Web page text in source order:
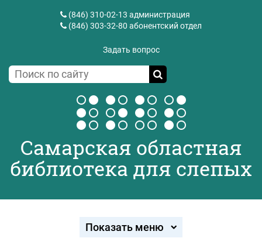
(846) 310-02-13 администрация
(846) 303-32-80 абонентский отдел
Задать вопрос
Самарская областная
библиотека для слепых
Показать меню